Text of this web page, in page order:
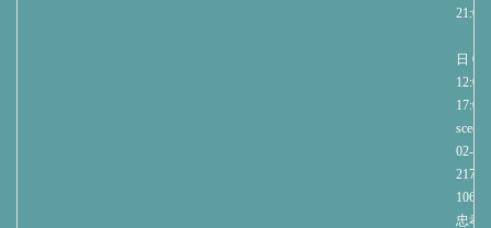
21:00
日
17:00
02-
2171
忠孝